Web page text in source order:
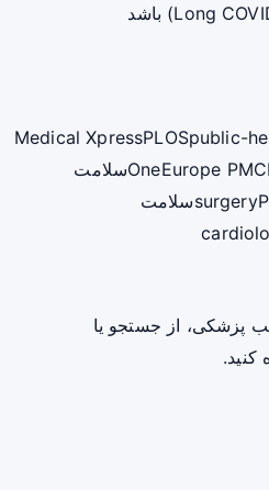
Medical XpressPLOSpublic-
OneEurope PMC
سلامت
surgeryسلامت
پزشکی، از جستجو یا
کنید.